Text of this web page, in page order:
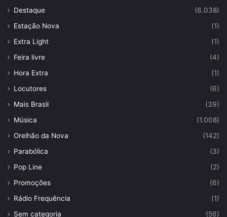
Destaque
(6.038)
Estação Nova
(1)
Extra Light
(1)
Feira livre
(4)
Hora Extra
(1)
Locutores
(6)
Mais Brasil
(39)
Música
(1.008)
Orelhão da Nova
(142)
Parabólica
(3)
Pop Line
(2)
Promoções
(6)
Rádio Frequência
(1)
Sem categoria
(56)